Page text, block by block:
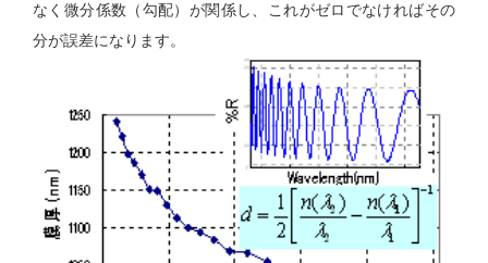
なく微分係数（勾配）が関係し、これがゼロでなければその
分が誤差になります。